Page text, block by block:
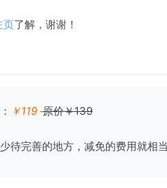
页了解，谢谢！
￥119 原价￥139
待完善的地方，减免的费用就相